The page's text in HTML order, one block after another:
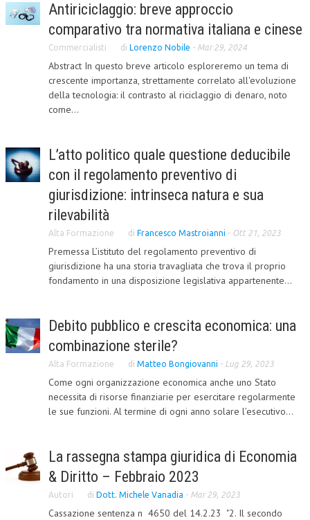
LA RIVISTA
LA RIVISTA
COMITATO SCIENTIFICO
COMITATO EDITORIALE
PEER REVIEW
CODICE ETICO
AUTORI
COLLABORA CON NOI
ECONOMIA
CORPORATE SOCIAL RESPONSIBILITY
INTERNAZIONALIZZAZIONE
HUMAN RESOURCES
RISORSE UMANE
MARKETING
RISK MANAGEMENT
SVILUPPO SOSTENIBILE
PERSONA E CITTÀ
Antiriciclaggio: breve approccio
comparativo tra normativa italiana e cinese
Commercialisti di Lorenzo Nobile - Mar 29, 2024
Abstract In questo breve articolo esploreremo un tema di
crescente importanza, strettamente correlato all'evoluzione
della tecnologia: il contrasto al riciclaggio di denaro, noto
come...
L’atto politico quale questione deducibile
con il regolamento preventivo di
giurisdizione: intrinseca natura e sua
rilevabilità
Alta Formazione di Francesco Mastroianni - Ott 21, 2023
Premessa L’istituto del regolamento preventivo di
giurisdizione ha una storia travagliata che trova il proprio
fondamento in una disposizione legislativa appartenente...
Debito pubblico e crescita economica: una
combinazione sterile?
Alta Formazione di Matteo Bongiovanni - Lug 29, 2023
Come ogni organizzazione economica anche uno Stato
necessita di risorse finanziarie per esercitare regolarmente
le sue funzioni. Al termine di ogni anno solare l’esecutivo...
La rassegna stampa giuridica di Economia
& Diritto – Febbraio 2023
Autori di Dott. Michele Vanadia - Mar 29, 2023
Cassazione sentenza n 4650 del 14.2.23 "2. Il secondo